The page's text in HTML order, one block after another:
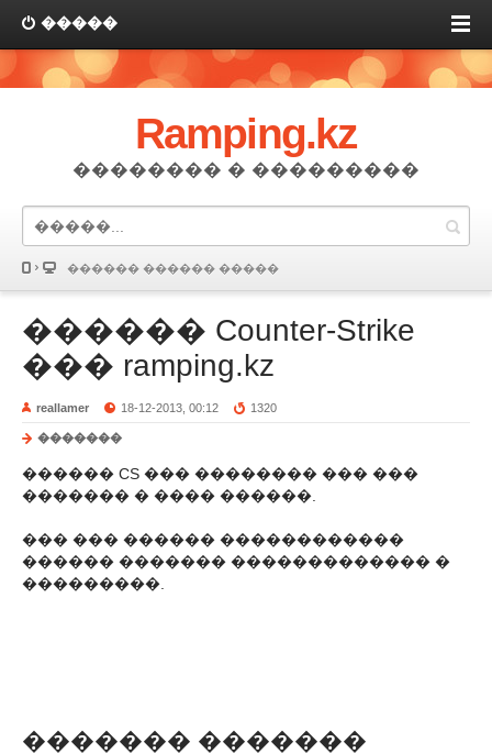
�����
Ramping.kz
�������� � ���������
������ ������ �����
������ Counter-Strike
��� ramping.kz
reallamer 18-12-2013, 00:12 1320
�������
������ CS ��� �������� ��� ���
������� � ���� ������.
��� ��� ������ ������������
������ ������� ������������� �
���������.
������� �������